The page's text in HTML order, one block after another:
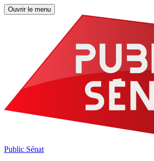
Ouvrir le menu
Public Sénat